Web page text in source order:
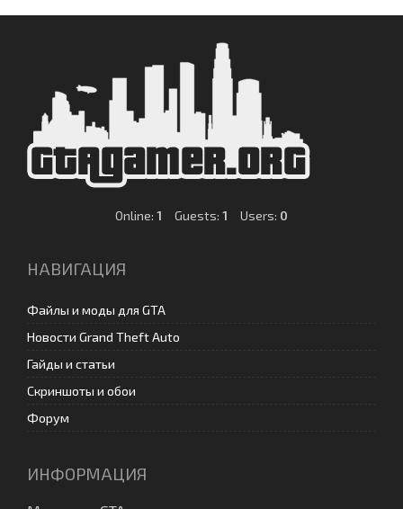
Online: 1 Guests: 1 Users: 0
НАВИГАЦИЯ
Файлы и моды для GTA
Новости Grand Theft Auto
Гайды и статьи
Скриншоты и обои
Форум
ИНФОРМАЦИЯ